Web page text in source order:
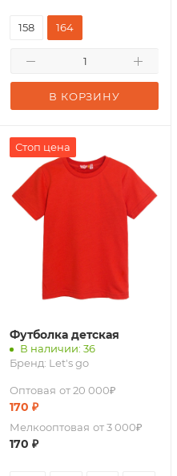
В КОРЗИНУ
158 164
Стоп цена
Футболка детская
В наличии: 36
Бренд: Let's go
Оптовая от 20 000₽
170 ₽
Мелкооптовая от 3 000₽
170 ₽